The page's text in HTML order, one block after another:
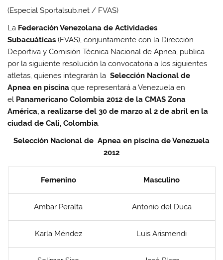
(Especial Sportalsub.net / FVAS)
La Federación Venezolana de Actividades
Subacuáticas(FVAS), conjuntamente con la Dirección
Deportiva y Comisión Técnica Nacional de Apnea, publica
por la siguiente resolución la convocatoria a los siguientes
atletas, quienes integrarán laSelección Nacional de
Apnea en piscinaque representará a Venezuela en
el Panamericano Colombia 2012 de la CMAS Zona
América, a realizarse del 30 de marzo al 2 de abril en la
ciudad de Cali, Colombia.
Selección Nacional de Apnea en piscina de Venezuela
2012
Femenino Masculino
Ambar Peralta Antonio del Duca
Karla Méndez Luis Arismendi